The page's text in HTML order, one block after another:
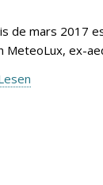
de mars 2017
MeteoLux, ex-